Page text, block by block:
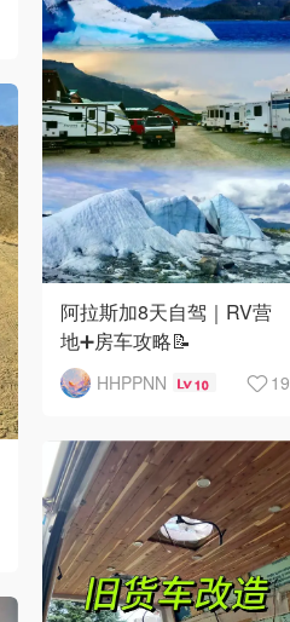
阿拉斯加8天自驾｜RV营
地➕房车攻略📝
HHPPNN 10 19